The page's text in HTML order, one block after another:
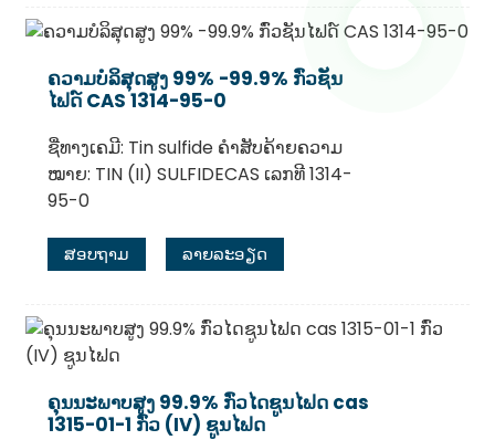
ຄວາມບໍລິສຸດສູງ 99% -99.9% ກົ່ວຊັນ
ໄຟດ໌ CAS 1314-95-0
ຊື່ທາງເຄມີ: Tin sulfide ຄຳສັບຄ້າຍຄວາມ
ໝາຍ: TIN (II) SULFIDECAS ເລກທີ 1314-
95-0
ສອບຖາມ ລາຍລະອຽດ
ຄຸນນະພາບສູງ 99.9% ກົ່ວໄດຊູນໄຟດ cas
1315-01-1 ກົ່ວ (IV) ຊູນໄຟດ